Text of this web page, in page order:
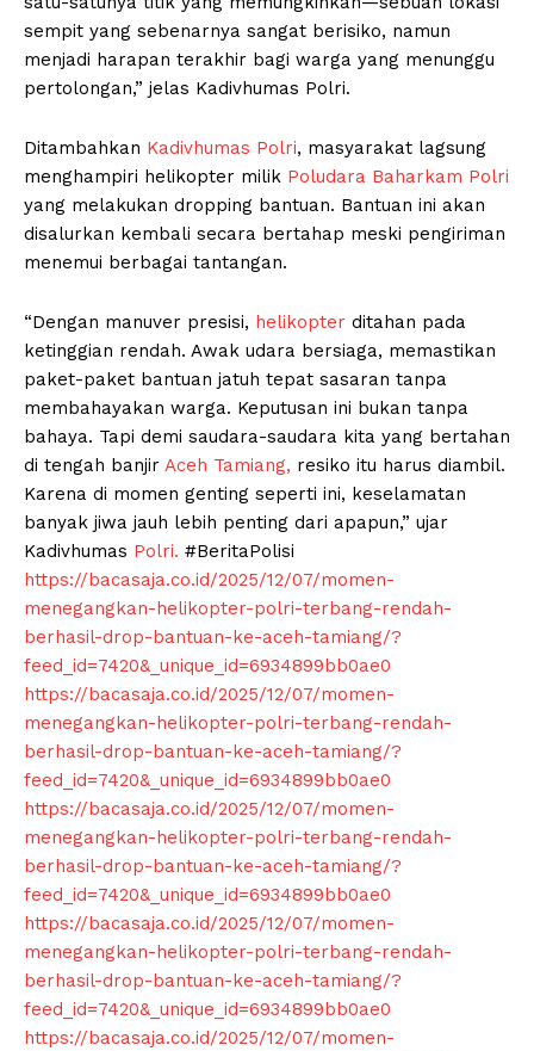
sempit yang sebenarnya sangat berisiko, namun
menjadi harapan terakhir bagi warga yang menunggu
pertolongan,” jelas Kadivhumas Polri.
Ditambahkan Kadivhumas Polri, masyarakat lagsung
menghampiri helikopter milik Poludara Baharkam Polri
yang melakukan dropping bantuan. Bantuan ini akan
disalurkan kembali secara bertahap meski pengiriman
menemui berbagai tantangan.
“Dengan manuver presisi, helikopter ditahan pada
ketinggian rendah. Awak udara bersiaga, memastikan
paket-paket bantuan jatuh tepat sasaran tanpa
membahayakan warga. Keputusan ini bukan tanpa
bahaya. Tapi demi saudara-saudara kita yang bertahan
di tengah banjir Aceh Tamiang, resiko itu harus diambil.
Karena di momen genting seperti ini, keselamatan
banyak jiwa jauh lebih penting dari apapun,” ujar
Kadivhumas Polri. #BeritaPolisi
https://bacasaja.co.id/2025/12/07/momen-
menegangkan-helikopter-polri-terbang-rendah-
berhasil-drop-bantuan-ke-aceh-tamiang/?
feed_id=7420&_unique_id=6934899bb0ae0
https://bacasaja.co.id/2025/12/07/momen-
menegangkan-helikopter-polri-terbang-rendah-
berhasil-drop-bantuan-ke-aceh-tamiang/?
feed_id=7420&_unique_id=6934899bb0ae0
https://bacasaja.co.id/2025/12/07/momen-
menegangkan-helikopter-polri-terbang-rendah-
berhasil-drop-bantuan-ke-aceh-tamiang/?
feed_id=7420&_unique_id=6934899bb0ae0
https://bacasaja.co.id/2025/12/07/momen-
menegangkan-helikopter-polri-terbang-rendah-
berhasil-drop-bantuan-ke-aceh-tamiang/?
feed_id=7420&_unique_id=6934899bb0ae0
https://bacasaja.co.id/2025/12/07/momen-